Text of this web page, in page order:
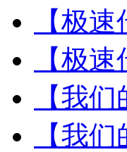
【极
【极
【我
【我